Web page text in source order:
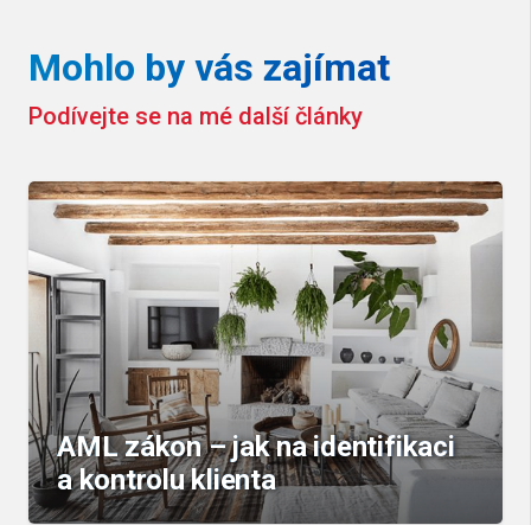
Mohlo by vás zajímat
Podívejte se na mé další články
AML zákon – jak na identifikaci
a kontrolu klienta